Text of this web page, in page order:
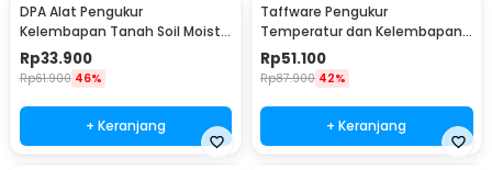
DPA Alat Pengukur
Kelembapan Tanah Soil Moist
PH Detector Analyzer - DPA301
Rp33.900
Rp61.900 46%
+ Keranjang
Taffware Pengukur
Temperatur dan Kelembapan
Tanah Soil PH - TPH01803
Rp51.100
Rp87.900 42%
+ Keranjang